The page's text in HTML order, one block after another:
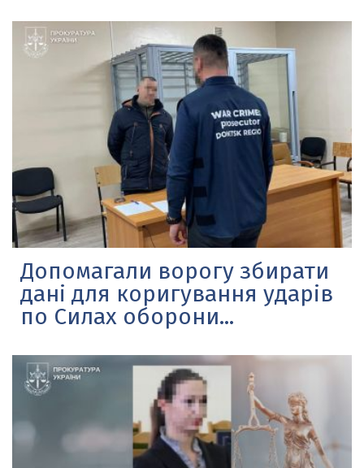
Допомагали ворогу збирати
дані для коригування ударів
по Силах оборони...